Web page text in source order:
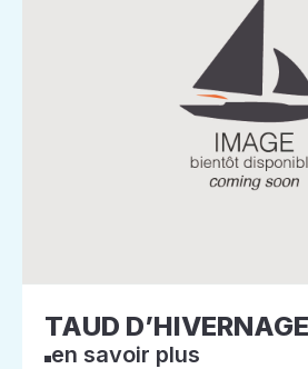
TAUD D’HIVERNAGE
en savoir plus